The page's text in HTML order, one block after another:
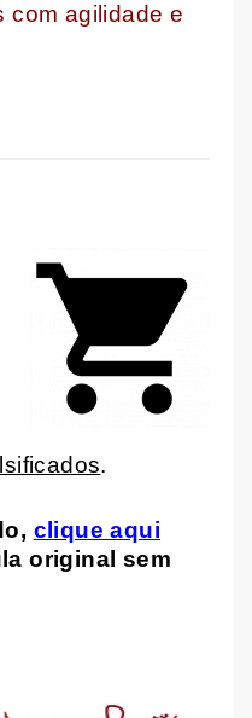
com agilidade e
.
clique aqui
original sem